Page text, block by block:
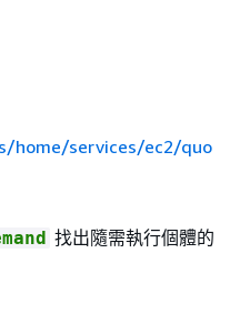
home/services/ec2/quo
找出隨需執行個體的